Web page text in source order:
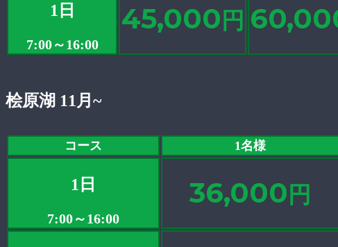
1日
7:00～16:00
45,000円
桧原湖 11月~
コース 1名様
1日
7:00～16:00
36,000円